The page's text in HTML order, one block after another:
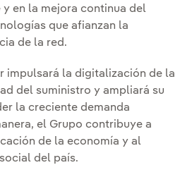
en la mejora continua del
que afianzan la
de la red.
impulsará la digitalización de la
del suministro y ampliará su
la creciente demanda
el Grupo contribuye a
de la economía y al
del país.